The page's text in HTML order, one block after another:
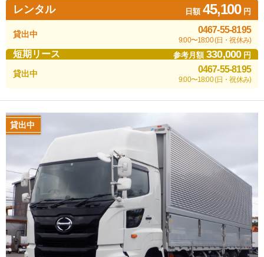
レンタル 日額45,100円
貸出中 0467-55-8195
9:00〜18:00 (日・祝休み)
短期リース 参考月額330,000円
貸出中 0467-55-8195
9:00〜18:00 (日・祝休み)
貸出中